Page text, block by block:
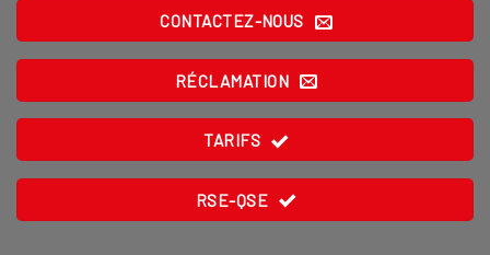
CONTACTEZ-NOUS
RÉCLAMATION
TARIFS
RSE-QSE